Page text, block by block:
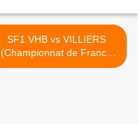
SF1 VHB vs VILLIERS
(Championnat de France
N3F - 13.01.2012) >